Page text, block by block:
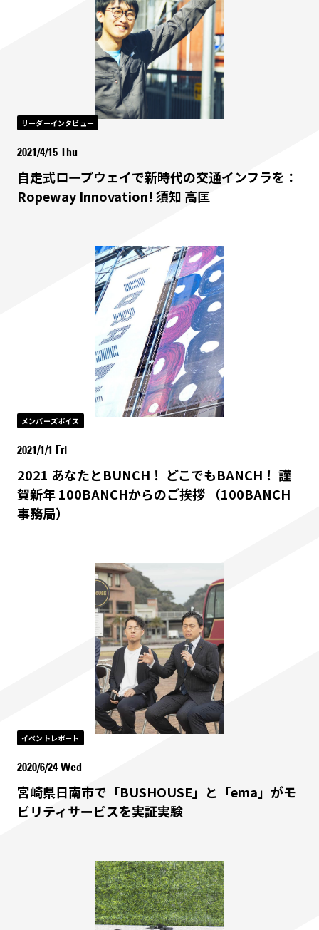
リーダーインタビュー
2021/4/15 Thu
自走式ロープウェイで新時代の交通インフラを：
Ropeway Innovation! 須知 高匡
メンバーズボイス
2021/1/1 Fri
2021 あなたとBUNCH！ どこでもBANCH！ 謹
賀新年 100BANCHからのご挨拶 （100BANCH
事務局）
イベントレポート
2020/6/24 Wed
宮崎県日南市で「BUSHOUSE」と「ema」がモ
ビリティサービスを実証実験